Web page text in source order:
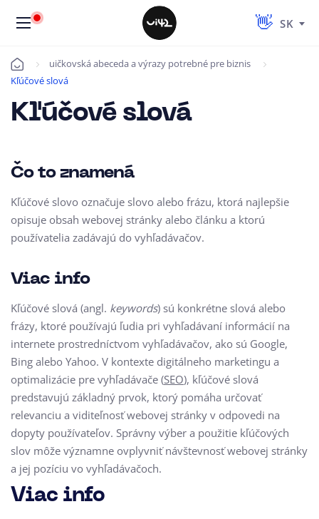
SK
Úvod
uičkovská abeceda a výrazy potrebné pre biznis
Kľúčové slová
Kľúčové slová
Čo to znamená
Kľúčové slovo označuje slovo alebo frázu, ktorá najlepšie
opisuje obsah webovej stránky alebo článku a ktorú
používatelia zadávajú do vyhľadávačov.
Viac info
Kľúčové slová (angl. keywords) sú konkrétne slová alebo
frázy, ktoré používajú ľudia pri vyhľadávaní informácií na
internete prostredníctvom vyhľadávačov, ako sú Google,
Bing alebo Yahoo. V kontexte digitálneho marketingu a
optimalizácie pre vyhľadávače (SEO), kľúčové slová
predstavujú základný prvok, ktorý pomáha určovať
relevanciu a viditeľnosť webovej stránky v odpovedi na
dopyty používateľov. Správny výber a použitie kľúčových
slov môže významne ovplyvniť návštevnosť webovej stránky
a jej pozíciu vo vyhľadávačoch.
Viac info